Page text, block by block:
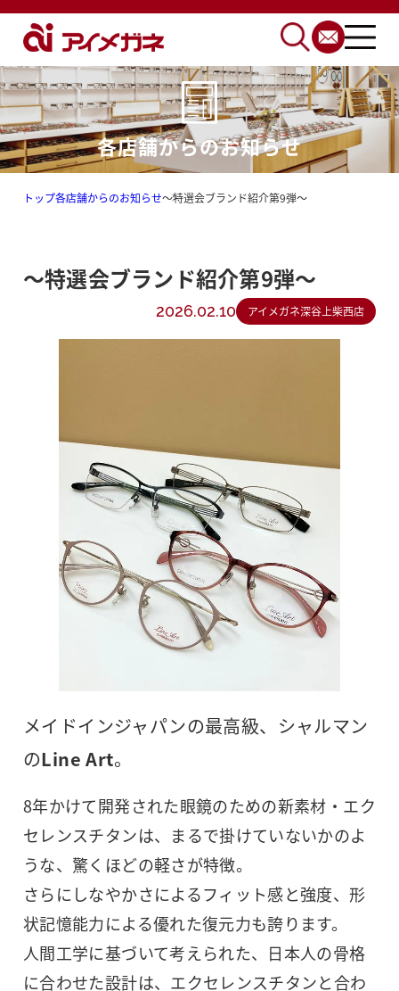
各店舗からのお知らせ
トップ各店舗からのお知らせ～特選会ブランド紹介第9弾～
～特選会ブランド紹介第9弾～
2026.02.10 アイメガネ深谷上柴西店
メイドインジャパンの最高級、シャルマン
のLine Art。
8年かけて開発された眼鏡のための新素材・エク
セレンスチタンは、まるで掛けていないかのよ
うな、驚くほどの軽さが特徴。
さらにしなやかさによるフィット感と強度、形
状記憶能力による優れた復元力も誇ります。
人間工学に基づいて考えられた、日本人の骨格
に合わせた設計は、エクセレンスチタンと合わ